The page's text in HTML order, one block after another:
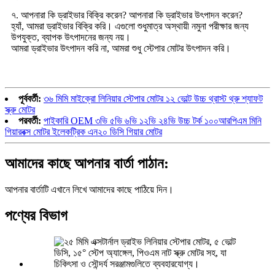
৭. আপনারা কি ড্রাইভার বিক্রি করেন? আপনারা কি ড্রাইভার উৎপাদন করেন?
হ্যাঁ, আমরা ড্রাইভার বিক্রি করি। এগুলো শুধুমাত্র অস্থায়ী নমুনা পরীক্ষার জন্য
উপযুক্ত, ব্যাপক উৎপাদনের জন্য নয়।
আমরা ড্রাইভার উৎপাদন করি না, আমরা শুধু স্টেপার মোটর উৎপাদন করি।
পূর্ববর্তী: ৩৬ মিমি মাইক্রো লিনিয়ার স্টেপার মোটর ১২ ভোল্ট উচ্চ থ্রাস্ট থ্রু শ্যাফট
স্ক্রু মোটর
পরবর্তী: পাইকারি OEM ৩ভি ৫ভি ৬ভি ১২ভি ২৪ভি উচ্চ টর্ক ১০০আরপিএম মিনি
গিয়ারবক্স মোটর ইলেকট্রিক এন২০ ডিসি গিয়ার মোটর
আমাদের কাছে আপনার বার্তা পাঠান:
আপনার বার্তাটি এখানে লিখে আমাদের কাছে পাঠিয়ে দিন।
পণ্যের বিভাগ